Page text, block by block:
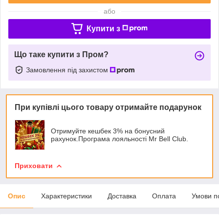
або
Купити з
Що таке купити з Пром?
Замовлення під захистом
При купівлі цього товару отримайте подарунок
Отримуйте кешбек 3% на бонусний
рахунок.Програма лояльності Mr Bell Club.
Приховати
Опис Характеристики Доставка Оплата Умови